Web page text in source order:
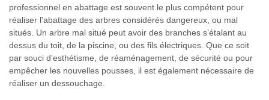
professionnel en abattage est souvent le plus compétent pour
réaliser l'abattage des arbres considérés dangereux, ou mal
situés. Un arbre mal situé peut avoir des branches s’étalant au
dessus du toit, de la piscine, ou des fils électriques. Que ce soit
par souci d’esthétisme, de réaménagement, de sécurité ou pour
empêcher les nouvelles pousses, il est également nécessaire de
réaliser un dessouchage.